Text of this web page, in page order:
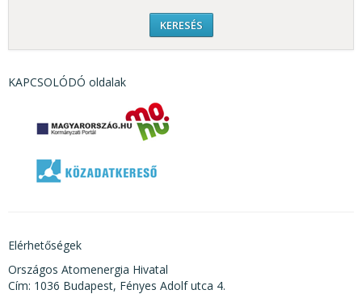
KAPCSOLÓDÓ oldalak
Elérhetőségek
Országos Atomenergia Hivatal
Cím: 1036 Budapest, Fényes Adolf utca 4.